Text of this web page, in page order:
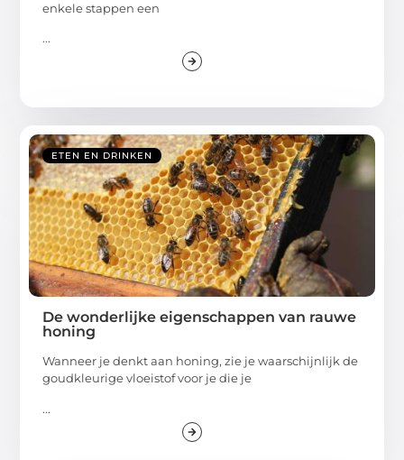
enkele stappen een
...
ETEN EN DRINKEN
De wonderlijke eigenschappen van rauwe
honing
Wanneer je denkt aan honing, zie je waarschijnlijk de
goudkleurige vloeistof voor je die je
...